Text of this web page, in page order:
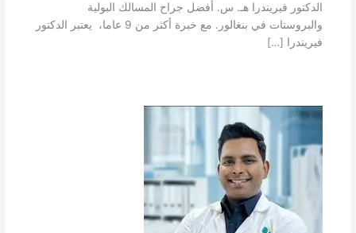
الدكتور فيريندرا هـ. س. أفضل جراح المسالك البولية
والبروستات في بنغالور. مع خبرة أكثر من 9 عاما، يعتبر الدكتور
فيريندرا […]